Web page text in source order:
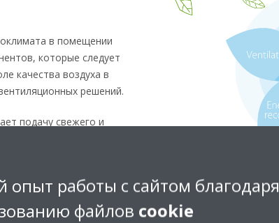
в помещении
которые следует
качества воздуха в
решений.
подачу свежего и
и влаги между
образом подавая
требуемые условия в
работы с сайтом благодаря
файлов cookie